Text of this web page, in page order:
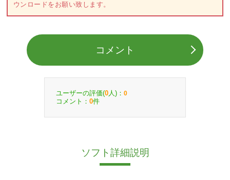
ウンロードをお願い致します。
コメント
ユーザーの評価(0 人)： 0
コメント： 0件
ソフト詳細説明